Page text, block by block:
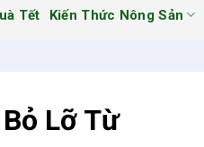
Tết Kiến Thức Nông Sản
Lỡ Từ